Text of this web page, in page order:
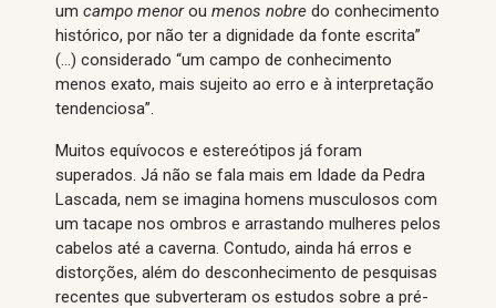
um campo menorou menos nobre do conhecimento
histórico, por não ter a dignidade da fonte escrita”
(…) considerado “um campo de conhecimento
menos exato, mais sujeito ao erro e à interpretação
tendenciosa”.
Muitos equívocos e estereótipos já foram
superados. Já não se fala mais em Idade da Pedra
Lascada, nem se imagina homens musculosos com
um tacape nos ombros e arrastando mulheres pelos
cabelos até a caverna. Contudo, ainda há erros e
distorções, além do desconhecimento de pesquisas
recentes que subverteram os estudos sobre a pré-